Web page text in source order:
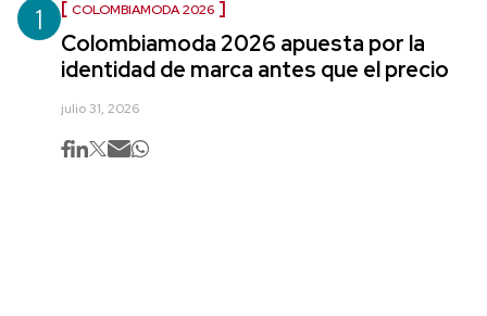
1 COLOMBIAMODA 2026
Colombiamoda 2026 apuesta por la
identidad de marca antes que el precio
julio 31, 2026